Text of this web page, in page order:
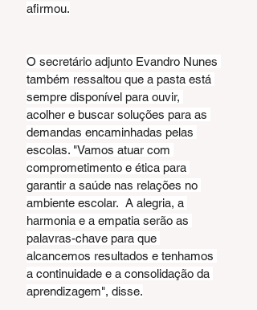
afirmou.
O secretário adjunto Evandro Nunes
também ressaltou que a pasta está
sempre disponível para ouvir,
acolher e buscar soluções para as
demandas encaminhadas pelas
escolas. "Vamos atuar com
comprometimento e ética para
garantir a saúde nas relações no
ambiente escolar.  A alegria, a
harmonia e a empatia serão as
palavras-chave para que
alcancemos resultados e tenhamos
a continuidade e a consolidação da
aprendizagem", disse.